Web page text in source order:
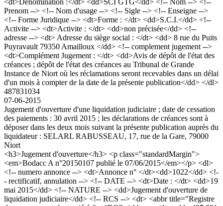
Prenom --> <!-- Nom d'usage --> <!-- Sigle --> <!-- Enseigne -->
<!-- Forme Juridique --> <dt>Forme : </dt> <dd>S.C.I.</dd> <!--
Activite --> <dt>Activite : </dt> <dd>non précisée</dd> <!--
adresse --> <dt> Adresse du siège social : </dt> <dd> 8 rue du Puits
Puyravault 79350 Amailloux </dd> <!-- complement jugement -->
<dt>Complément Jugement : </dt> <dd>Avis de dépôt de l'état des
créances ; dépôt de l'état des créances au Tribunal de Grande
Instance de Niort où les réclamations seront recevables dans un délai
d'un mois à compter de la date de la présente publication</dd> </dl>
487831034
07-06-2015
Jugement d'ouverture d'une liquidation judiciaire ; date de cessation
des paiements : 30 avril 2015 ; les déclarations de créances sont à
déposer dans les deux mois suivant la présente publication auprès du
liquidateur : SELARL RABUSSEAU, 17, rue de la Gare, 79000
Niort
<h3>Jugement d'ouverture</h3> <p class="standardMargin">
<em>Bodacc A n°20150107 publié le 07/06/2015</em></p> <dl>
<!-- numero annonce --> <dt>Annonce n° </dt><dd>1022</dd> <!-
- rectificatif, annulation --> <!-- DATE --> <dt>Date : </dt> <dd>19
mai 2015</dd> <!-- NATURE --> <dd>Jugement d'ouverture de
liquidation judiciaire</dd> <!-- RCS --> <dt> <abbr title="Registre